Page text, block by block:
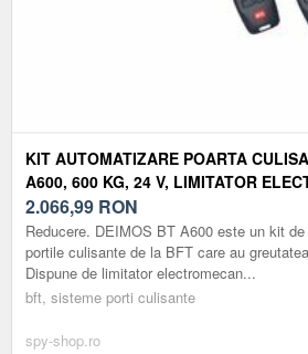
KIT AUTOMATIZARE POARTA
A600, 600 KG, 24 V, LIMITATOR
2.066,99 RON
Reducere. DEIMOS BT A600 este un kit
portile culisante de la BFT care au
Dispune de limitator electromecan...
bft, sisteme porti culisante
spy-shop.ro